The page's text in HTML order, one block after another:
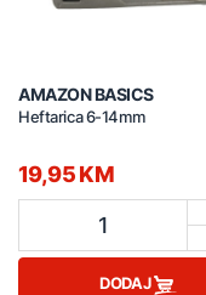
AMAZON BASICS
Heftarica 6-14mm
19,95 KM
1
DODAJ